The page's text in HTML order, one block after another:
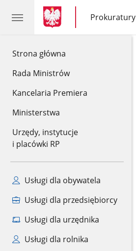
Strona główna
Rada Ministrów
Kancelaria Premiera
Ministerstwa
Urzędy, instytucje
i placówki RP
Usługi dla obywatela
Usługi dla przedsiębiorcy
Usługi dla urzędnika
Usługi dla rolnika
gov.pl
gov.pl
Prokuratury
gov.pl
Prokuratury